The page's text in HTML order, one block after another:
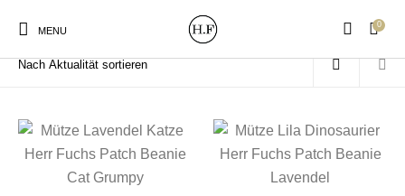
MENU
0
New Products On Sale! Geschirrtücher
Start / Produkte verschlagwortet mit „Lavendel“